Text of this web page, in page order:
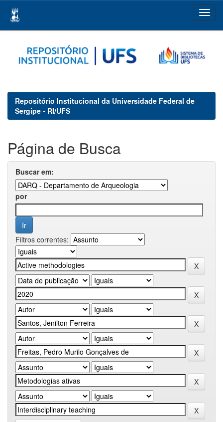
navigation
Repositório Institucional da Universidade Federal de
Sergipe - RI/UFS
Página de Busca
Buscar em:
por
Filtros correntes: